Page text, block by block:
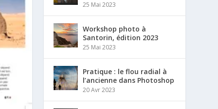
25 Mai 2023
Workshop photo à
Santorin, édition 2023
25 Mai 2023
Pratique : le flou radial à
l’ancienne dans Photoshop
20 Avr 2023